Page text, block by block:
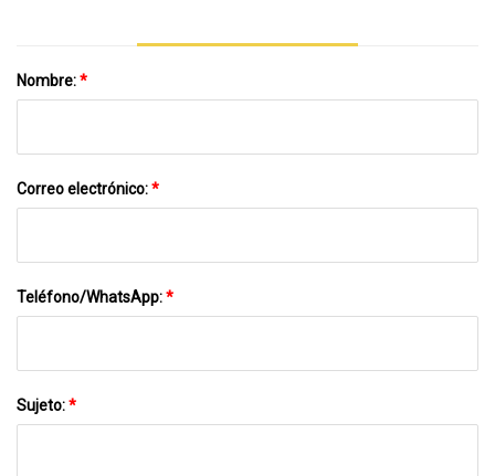
Nombre:*
Correo electrónico:*
Teléfono/WhatsApp:*
Sujeto:*